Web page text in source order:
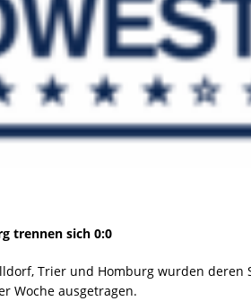
trennen sich 0:0
Trier und Homburg wurden deren
Woche ausgetragen.